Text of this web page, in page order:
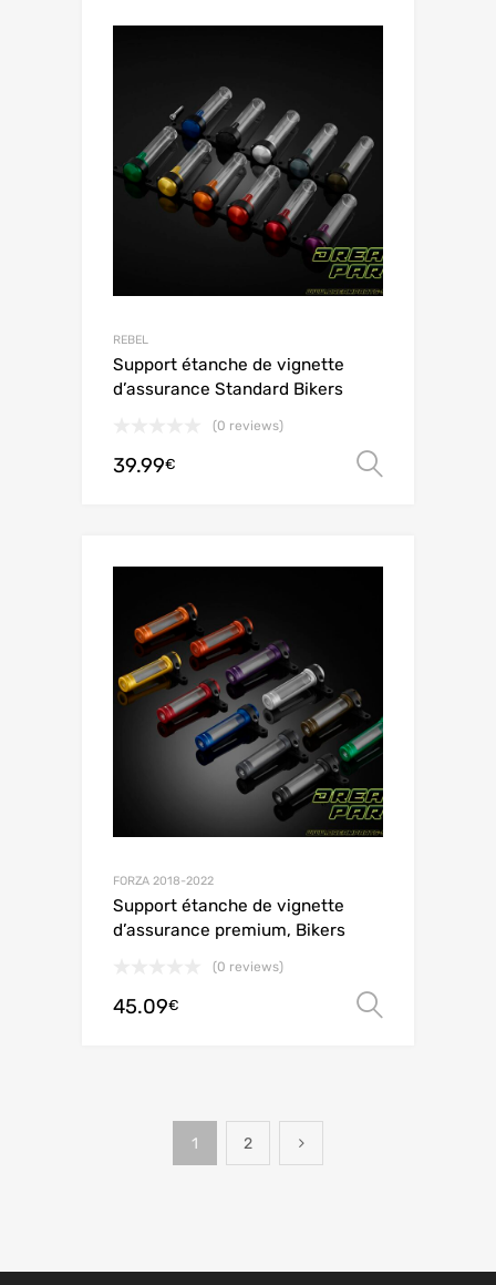
REBEL
Support étanche de vignette
d’assurance Standard Bikers
(0 reviews)
39.99€
FORZA 2018-2022
Support étanche de vignette
d’assurance premium, Bikers
(0 reviews)
45.09€
1 2